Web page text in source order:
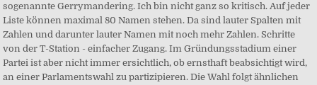
sogenannte Gerrymandering. Ich bin nicht ganz so kritisch. Auf jeder
Liste können maximal 80 Namen stehen. Da sind lauter Spalten mit
Zahlen und darunter lauter Namen mit noch mehr Zahlen. Schritte
von der T-Station - einfacher Zugang. Im Gründungsstadium einer
Partei ist aber nicht immer ersichtlich, ob ernsthaft beabsichtigt wird,
an einer Parlamentswahl zu partizipieren. Die Wahl folgt ähnlichen